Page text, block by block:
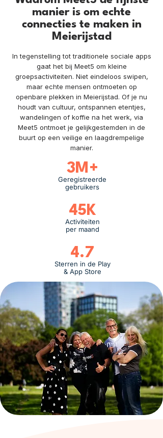
manier is om echte
connecties te maken in
Meierijstad
In tegenstelling tot traditionele sociale apps
gaat het bij Meet5 om kleine
groepsactiviteiten. Niet eindeloos swipen,
maar echte mensen ontmoeten op
openbare plekken in Meierijstad. Of je nu
houdt van cultuur, ontspannen etentjes,
wandelingen of koffie na het werk, via
Meet5 ontmoet je gelijkgestemden in de
buurt op een veilige en laagdrempelige
manier.
3M+
Geregistreerde
gebruikers
45K
Activiteiten
per maand
4.7
Sterren in de Play
& App Store